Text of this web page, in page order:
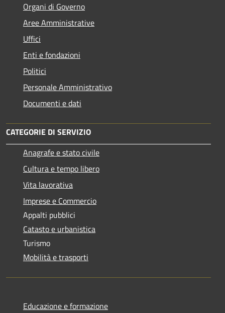
Organi di Governo
Aree Amministrative
Uffici
Enti e fondazioni
Politici
Personale Amministrativo
Documenti e dati
CATEGORIE DI SERVIZIO
Anagrafe e stato civile
Cultura e tempo libero
Vita lavorativa
Imprese e Commercio
Appalti pubblici
Catasto e urbanistica
Turismo
Mobilità e trasporti
Educazione e formazione